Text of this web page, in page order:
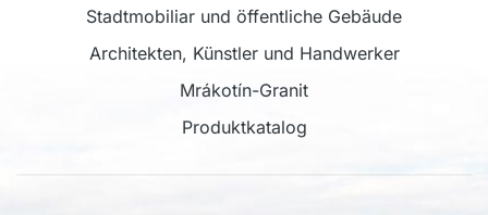
Stadtmobiliar und öffentliche Gebäude
Architekten, Künstler und Handwerker
Mrákotín-Granit
Produktkatalog